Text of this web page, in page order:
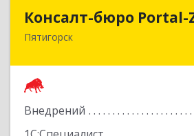
Консалт-бюро Portal-
Пятигорск
Внедрений
357502, Ставропольский